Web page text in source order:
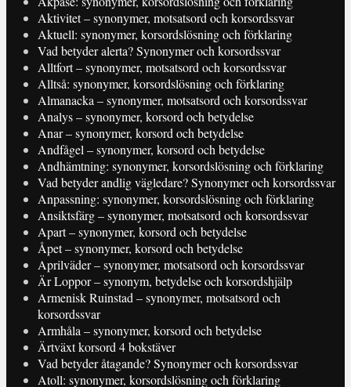
Aktivitet – synonymer, motsatsord och korsordssvar
Aktuell: synonymer, korsordslösning och förklaring
Vad betyder alerta? Synonymer och korsordssvar
Alltfort – synonymer, motsatsord och korsordssvar
Alltså: synonymer, korsordslösning och förklaring
Almanacka – synonymer, motsatsord och korsordssvar
Analys – synonymer, korsord och betydelse
Anar – synonymer, korsord och betydelse
Andfågel – synonymer, korsord och betydelse
Andhämtning: synonymer, korsordslösning och förklaring
Vad betyder andlig vägledare? Synonymer och korsordssvar
Anpassning: synonymer, korsordslösning och förklaring
Ansiktsfärg – synonymer, motsatsord och korsordssvar
Apart – synonymer, korsord och betydelse
Åpet – synonymer, korsord och betydelse
Aprilväder – synonymer, motsatsord och korsordssvar
Är Loppor – synonym, betydelse och korsordshjälp
Armenisk Ruinstad – synonymer, motsatsord och
korsordssvar
Armhåla – synonymer, korsord och betydelse
Ärtväxt korsord 4 bokstäver
Vad betyder åtagande? Synonymer och korsordssvar
Atoll: synonymer, korsordslösning och förklaring